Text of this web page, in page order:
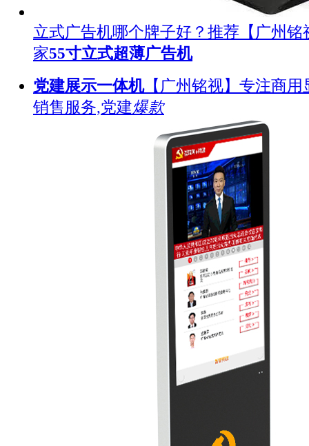
立式广告机哪个牌子好？推荐【广州铭
家55寸立式超薄广告机
党建展示一体机【广州铭视】专注商用
销售服务,党建爆款